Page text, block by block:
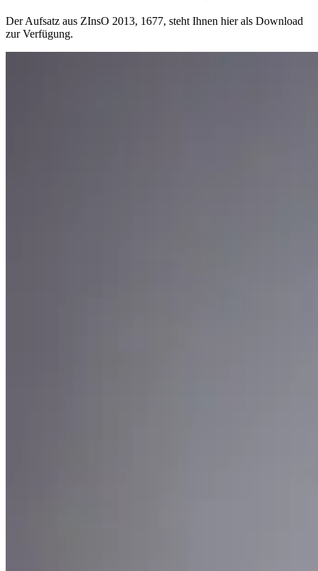
Der Aufsatz aus ZInsO 2013, 1677, steht Ihnen hier als Download
zur Verfügung.